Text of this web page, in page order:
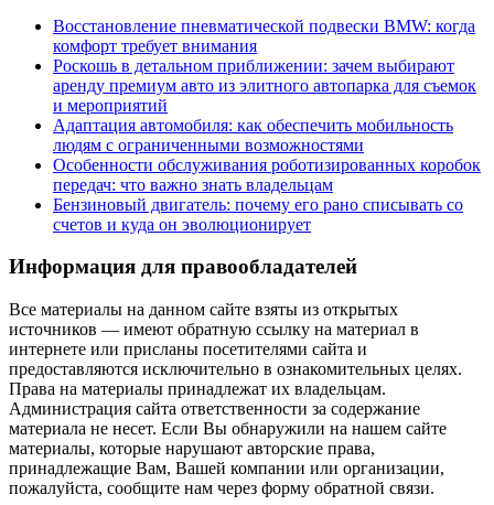
Восстановление пневматической подвески BMW: когда
комфорт требует внимания
Роскошь в детальном приближении: зачем выбирают
аренду премиум авто из элитного автопарка для съемок
и мероприятий
Адаптация автомобиля: как обеспечить мобильность
людям с ограниченными возможностями
Особенности обслуживания роботизированных коробок
передач: что важно знать владельцам
Бензиновый двигатель: почему его рано списывать со
счетов и куда он эволюционирует
Информация для правообладателей
Все материалы на данном сайте взяты из открытых
источников — имеют обратную ссылку на материал в
интернете или присланы посетителями сайта и
предоставляются исключительно в ознакомительных целях.
Права на материалы принадлежат их владельцам.
Администрация сайта ответственности за содержание
материала не несет. Если Вы обнаружили на нашем сайте
материалы, которые нарушают авторские права,
принадлежащие Вам, Вашей компании или организации,
пожалуйста, сообщите нам через форму обратной связи.